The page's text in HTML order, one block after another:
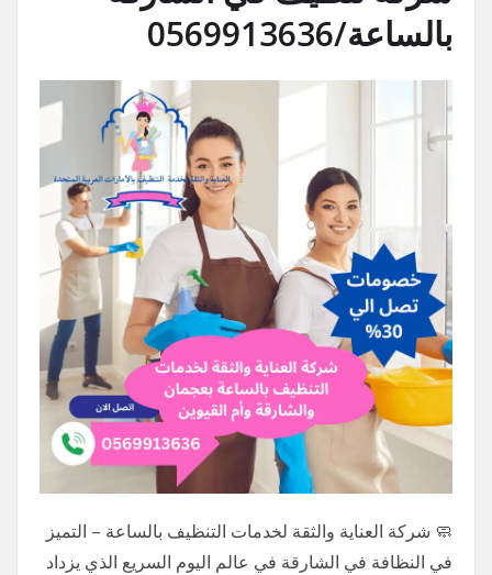
بالساعة/0569913636
🧼 شركة العناية والثقة لخدمات التنظيف بالساعة – التميز
في النظافة في الشارقة في عالم اليوم السريع الذي يزداد